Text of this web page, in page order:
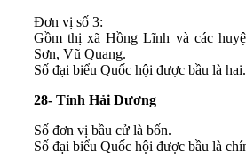
Đơn vị số 3:
Gồm thị xã Hồng Lĩnh và các
Sơn, Vũ Quang.
Số đại biểu Quốc hội được bầu là hai.
28- Tỉnh Hải Dương
Số đơn vị bầu cử là bốn.
Số đại biểu Quốc hội được bầu là